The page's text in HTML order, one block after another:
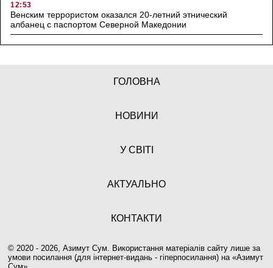
12:53
Венским террористом оказался 20-летний этнический
албанец с паспортом Северной Македонии
ГОЛОВНА
НОВИНИ
У СВІТІ
АКТУАЛЬНО
КОНТАКТИ
© 2020 - 2026, Азимут Сум. Використання матеріалів сайту лише за
умови посилання (для інтернет-видань - гіперпосилання) на «Азимут